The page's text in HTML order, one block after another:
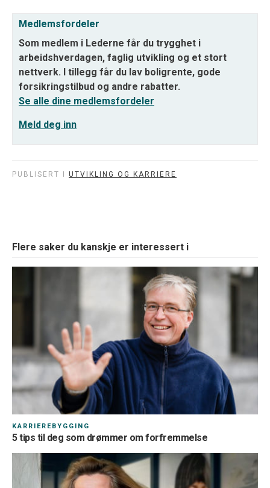
Medlemsfordeler
Som medlem i Lederne får du trygghet i
arbeidshverdagen, faglig utvikling og et stort
nettverk. I tillegg får du lav boligrente, gode
forsikringstilbud og andre rabatter.
Se alle dine medlemsfordeler
Meld deg inn
PUBLISERT I UTVIKLING OG KARRIERE
Bli medlem
Kontingenter og rabatter
Flere saker du kanskje er interessert i
KARRIEREBYGGING
5 tips til deg som drømmer om forfremmelse